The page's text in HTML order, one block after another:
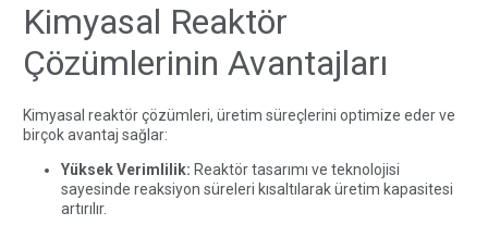
Kimyasal Reaktör
Çözümlerinin Avantajları
Kimyasal reaktör çözümleri, üretim süreçlerini optimize eder ve
birçok avantaj sağlar:
Yüksek Verimlilik: Reaktör tasarımı ve teknolojisi
sayesinde reaksiyon süreleri kısaltılarak üretim kapasitesi
artırılır.